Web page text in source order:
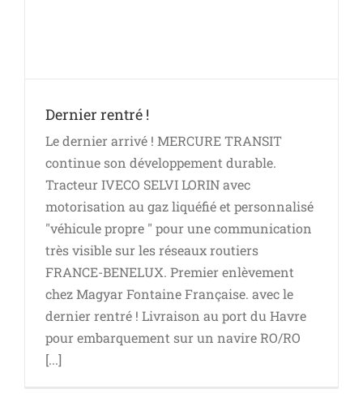
Dernier rentré !
Le dernier arrivé ! MERCURE TRANSIT
continue son développement durable.
Tracteur IVECO SELVI LORIN avec
motorisation au gaz liquéfié et personnalisé
"véhicule propre " pour une communication
très visible sur les réseaux routiers
FRANCE-BENELUX. Premier enlèvement
chez Magyar Fontaine Française. avec le
dernier rentré ! Livraison au port du Havre
pour embarquement sur un navire RO/RO
[...]